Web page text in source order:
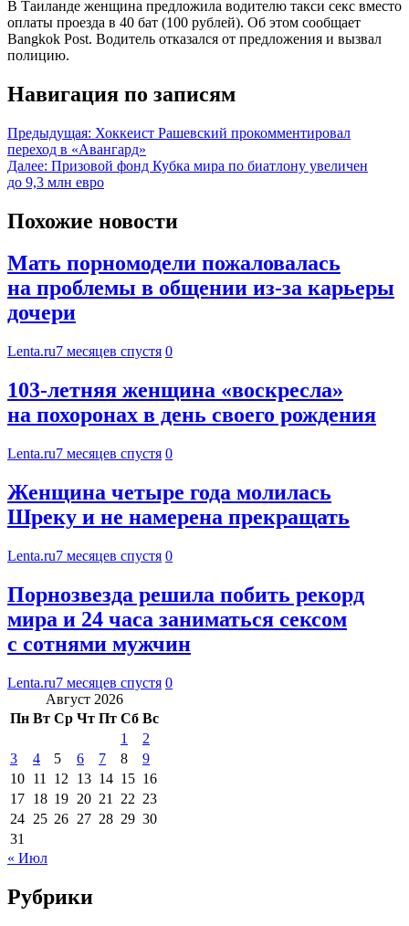
В Таиланде женщина предложила водителю такси секс вместо
оплаты проезда в 40 бат (100 рублей). Об этом сообщает
Bangkok Post. Водитель отказался от предложения и вызвал
полицию.
Навигация по записям
Предыдущая: Хоккеист Рашевский прокомментировал
переход в «Авангард»
Далее: Призовой фонд Кубка мира по биатлону увеличен
до 9,3 млн евро
Похожие новости
Мать порномодели пожаловалась
на проблемы в общении из-за карьеры
дочери
Lenta.ru7 месяцев спустя 0
103-летняя женщина «воскресла»
на похоронах в день своего рождения
Lenta.ru7 месяцев спустя 0
Женщина четыре года молилась
Шреку и не намерена прекращать
Lenta.ru7 месяцев спустя 0
Порнозвезда решила побить рекорд
мира и 24 часа заниматься сексом
с сотнями мужчин
Lenta.ru7 месяцев спустя 0
Август 2026
Пн Вт Ср Чт Пт Сб Вс
1
2
3
4 5 6 7 8
9
10 11 12 13 14 15 16
17 18 19 20 21 22 23
24 25 26 27 28 29 30
31
« Июл
Рубрики